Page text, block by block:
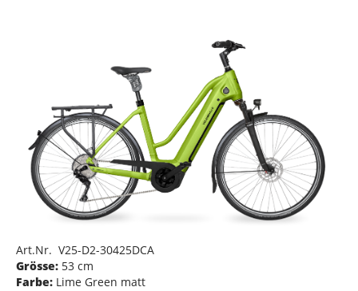
Art.Nr. V25-D2-30425DCA
Grösse: 53 cm
Farbe: Lime Green matt